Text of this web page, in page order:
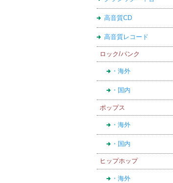
高音質CD
高音質レコード
ロック/パンク
・海外
・国内
ポップス
・海外
・国内
ヒップホップ
・海外